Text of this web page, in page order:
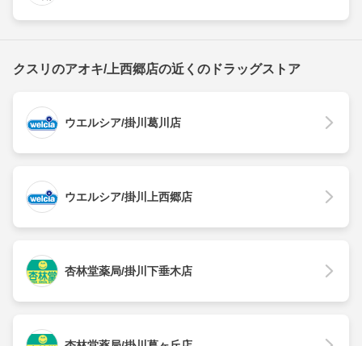
クスリのアオキ/上西郷店の近くのドラッグストア
ウエルシア/掛川葛川店
ウエルシア/掛川上西郷店
杏林堂薬局/掛川下垂木店